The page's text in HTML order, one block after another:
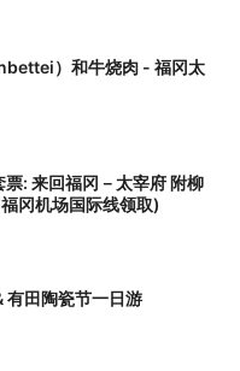
）和牛烧肉 - 福冈太
: 来回福冈－太宰府 附柳
冈机场国际线领取)
有田陶瓷节一日游